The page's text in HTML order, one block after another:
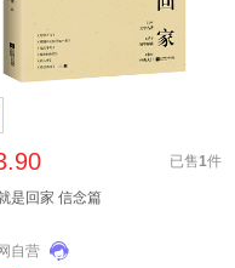
已售1件
是回家 信念篇
自营